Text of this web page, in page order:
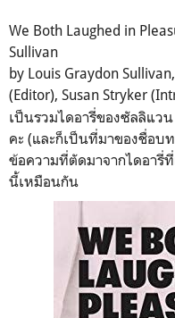
We Both Laughed in
Sullivan
by Louis Graydon
(Editor), Susan Stryker
เป็นรวมไดอารี่ของซัลลิแว
คะ (และก็เป็นที่มาของชื่อบ
ข้อความที่ตัดมาจากไดอารี่
นี้เหมือนกัน